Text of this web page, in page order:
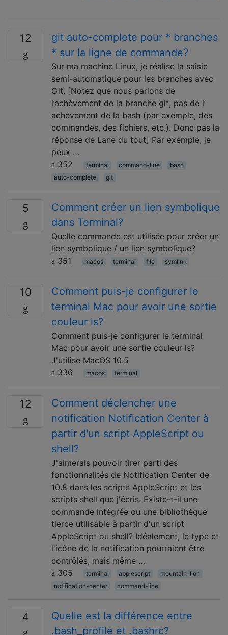
12
git auto-complete pour * branches
* sur la ligne de commande?
Sur ma machine Linux, je réalise la saisie
semi-automatique pour les branches avec
Git. [Notez que nous parlons de
l’achèvement de la branche git, pas de l’
achèvement de la bash (par exemple, des
commandes, des fichiers, etc.). Donc pas la
réponse de Lane du tout] Par exemple, je
peux …
352
terminal command-line
bash
auto-complete
git
5
Comment créer un lien symbolique
dans Terminal?
Quelle commande est utilisée pour créer un
lien symbolique / un lien symbolique?
351
macos terminal file symlink
10
Comment puis-je configurer le
terminal Mac pour avoir une sortie
couleur ls?
Comment puis-je configurer le terminal
Mac pour avoir une sortie couleur ls?
J'utilise MacOS 10.5
336
macos terminal
12
Comment déclencher une
notification Notification Center à
partir d'un script AppleScript ou
shell?
J'aimerais pouvoir tirer parti des
fonctionnalités de Notification Center de
10.8 dans les scripts AppleScript et les
scripts shell que j'écris. Existe-t-il une
commande intégrée ou une bibliothèque
tierce utilisable à partir d'un script
AppleScript ou shell? Idéalement, le type et
l'icône de la notification pourraient être
contrôlés, mais même …
305
terminal applescript
mountain-lion
notification-center
command-line
4
Quelle est la différence entre
.bash_profile et .bashrc?